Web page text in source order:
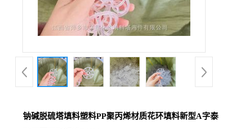
钠碱脱硫塔填料塑料PP聚丙烯材质花环填料新型A字泰